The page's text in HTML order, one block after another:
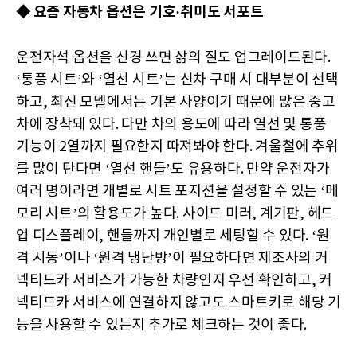
◆요즘 자동차 옵션은 기호·취미도 서포트
운전자석 옵션을 신경 쓰면 삶의 질도 업그레이드된다.
‘통풍 시트’와 ‘열선 시트’는 신차 구매 시 대부분이 선택
하고, 최신 모델에서는 기본 사양이기 때문에 많은 중고
차에 장착돼 있다. 다만 차의 용도에 따라 열선 및 통풍
기능이 2열까지 필요한지 따져봐야 한다. 겨울철에 추위
를 많이 탄다면 ‘열선 핸들’도 유용하다. 만약 운전자가
여러 명이라면 개별로 시트 포지션을 설정할 수 있는 ‘메
모리 시트’의 활용도가 높다. 사이드 미러, 계기판, 헤드
업 디스플레이, 핸들까지 개인별로 세팅할 수 있다. ‘원
격 시동’이나 ‘원격 냉난방’이 필요하다면 제조사의 커
넥티드카 서비스가 가능한 차량인지 우선 확인하고, 커
넥티드카 서비스에 연결하지 않고도 스마트키로 해당 기
능을 사용할 수 있는지 추가로 체크하는 것이 좋다.